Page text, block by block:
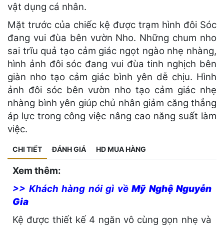
vật dụng cá nhân.
Mặt trước của chiếc kệ được trạm hình đôi Sóc
đang vui đùa bên vườn Nho. Những chum nho
sai trĩu quả tạo cảm giác ngọt ngào nhẹ nhàng,
hình ảnh đôi sóc đang vui đùa tinh nghịch bên
giàn nho tạo cảm giác bình yên dễ chịu. Hình
ảnh đôi sóc bên vườn nho tạo cảm giác nhẹ
nhàng bình yên giúp chủ nhân giảm căng thẳng
áp lực trong công việc nâng cao năng suất làm
việc.
CHI TIẾT ĐÁNH GIÁ HD MUA HÀNG
Xem thêm:
>> Khách hàng nói gì về Mỹ Nghệ Nguyễn
Gia
Kệ được thiết kế 4 ngăn vô cùng gọn nhẹ và